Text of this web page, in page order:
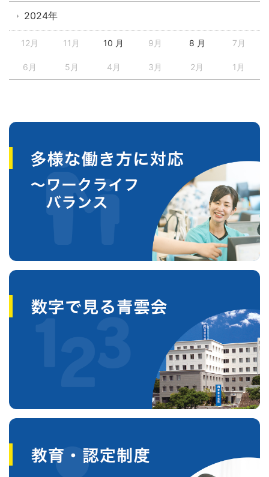
2024年
12月 11月 10 月 9月 8 月 7月
6月 5月 4月 3月 2月 1月